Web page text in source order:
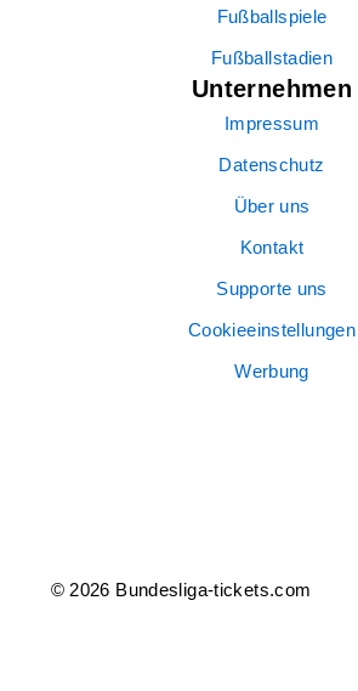
Fußballspiele
Fußballstadien
Unternehmen
Impressum
Datenschutz
Über uns
Kontakt
Supporte uns
Cookieeinstellungen
Werbung
© 2026 Bundesliga-tickets.com